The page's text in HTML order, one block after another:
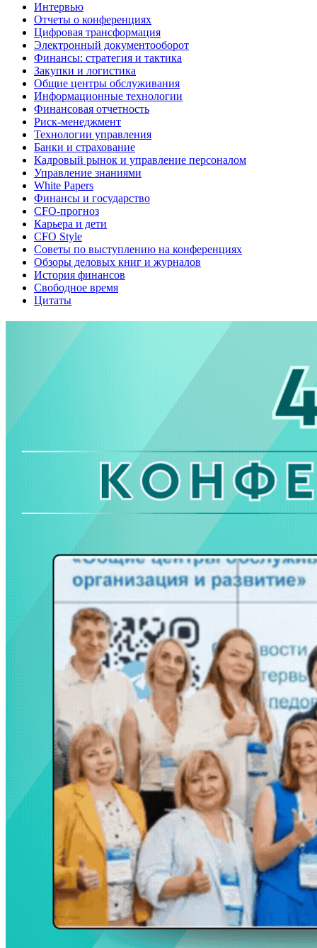
Интервью
Отчеты о конференциях
Цифровая трансформация
Электронный документооборот
Финансы: стратегия и тактика
Закупки и логистика
Общие центры обслуживания
Информационные технологии
Финансовая отчетность
Риск-менеджмент
Технологии управления
Банки и страхование
Кадровый рынок и управление персоналом
Управление знаниями
White Papers
Финансы и государство
CFO-прогноз
Карьера и дети
CFO Style
Советы по выступлению на конференциях
Обзоры деловых книг и журналов
История финансов
Свободное время
Цитаты